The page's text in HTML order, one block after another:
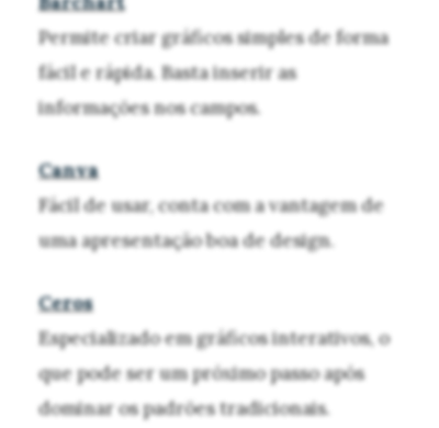
Permite criar gráficos simples de forma
fácil e rápida. Basta inserir as
informações nos campos.
Canva
Fácil de usar, conta com a vantagem de
uma apresentação boa de design.
Ceros
Especializado em gráficos interativos, o
que pode ser um próximo passo após
dominar os padrões tradicionais.